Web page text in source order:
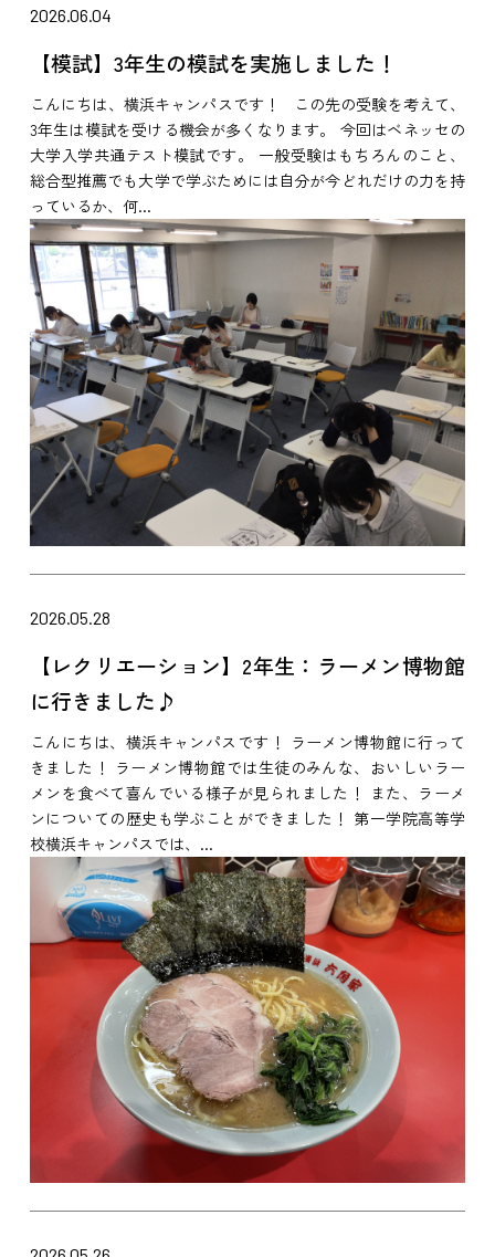
2026.06.04
【模試】3年生の模試を実施しました！
こんにちは、横浜キャンパスです！ この先の受験を考えて、
3年生は模試を受ける機会が多くなります。 今回はベネッセの
大学入学共通テスト模試です。 一般受験はもちろんのこと、
総合型推薦でも大学で学ぶためには自分が今どれだけの力を持
っているか、何...
2026.05.28
【レクリエーション】2年生：ラーメン博物館
に行きました♪
こんにちは、横浜キャンパスです！ ラーメン博物館に行って
きました！ ラーメン博物館では生徒のみんな、おいしいラー
メンを食べて喜んでいる様子が見られました！ また、ラーメ
ンについての歴史も学ぶことができました！ 第一学院高等学
校横浜キャンパスでは、...